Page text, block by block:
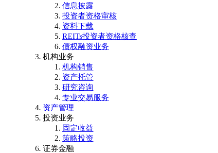
信息披露
投资者资格审核
资料下载
REITs投资者资格核查
债权融资业务
机构业务
机构销售
资产托管
研究咨询
专业交易服务
资产管理
投资业务
固定收益
策略投资
证券金融